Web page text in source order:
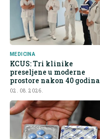
MEDICINA
KCUS: Tri klinike
preseljene u moderne
prostore nakon 40 godina
02. 08. 2026.